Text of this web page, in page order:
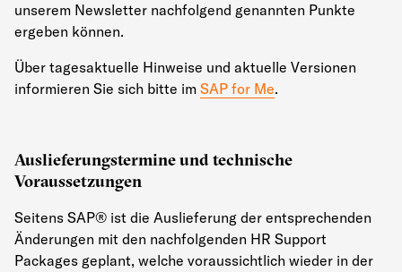
unserem Newsletter nachfolgend genannten Punkte
ergeben können.
Über tagesaktuelle Hinweise und aktuelle Versionen
informieren Sie sich bitte im SAP for Me.
Auslieferungstermine und technische
Voraussetzungen
Seitens SAP® ist die Auslieferung der entsprechenden
Änderungen mit den nachfolgenden HR Support
Packages geplant, welche voraussichtlich wieder in der